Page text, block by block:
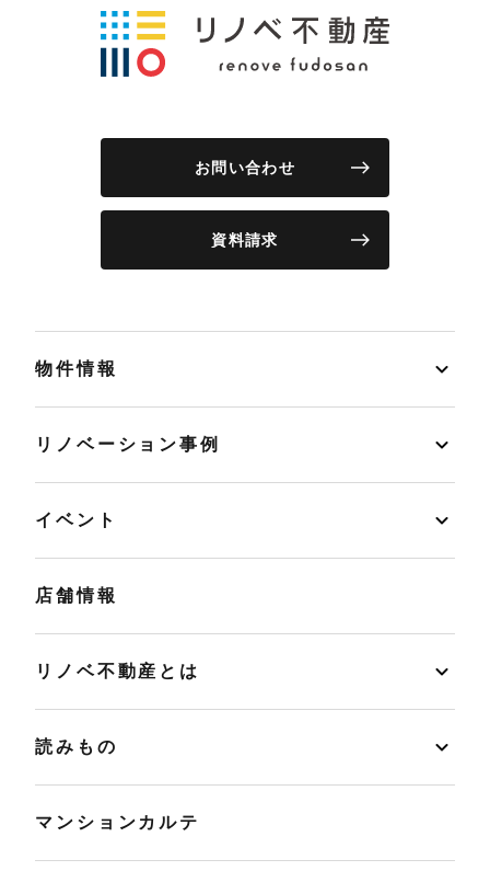
お問い合わせ
資料請求
物件情報
リノベーション事例
イベント
店舗情報
リノベ不動産とは
読みもの
マンションカルテ